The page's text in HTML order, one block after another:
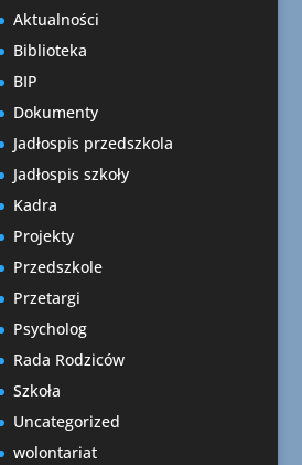
Aktualności
Biblioteka
BIP
Dokumenty
Jadłospis przedszkola
Jadłospis szkoły
Kadra
Projekty
Przedszkole
Przetargi
Psycholog
Rada Rodziców
Szkoła
Uncategorized
wolontariat